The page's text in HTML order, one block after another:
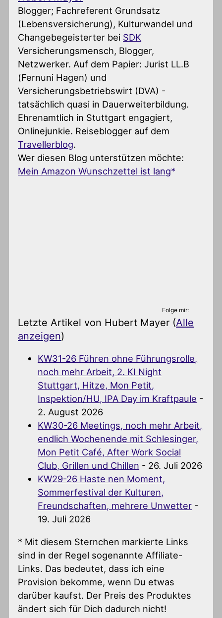
Blogger; Fachreferent Grundsatz
(Lebensversicherung), Kulturwandel und
Changebegeisterter bei SDK
Versicherungsmensch, Blogger,
Netzwerker. Auf dem Papier: Jurist LL.B
(Fernuni Hagen) und
Versicherungsbetriebswirt (DVA) -
tatsächlich quasi in Dauerweiterbildung.
Ehrenamtlich in Stuttgart engagiert,
Onlinejunkie. Reiseblogger auf dem
Travellerblog.
Wer diesen Blog unterstützen möchte:
Mein Amazon Wunschzettel ist lang
Folge mir:
Letzte Artikel von Hubert Mayer (Alle
anzeigen)
KW31-26 Führen ohne Führungsrolle,
noch mehr Arbeit, 2. KI Night
Stuttgart, Hitze, Mon Petit,
Inspektion/HU, IPA Day im Kraftpaule -
2. August 2026
KW30-26 Meetings, noch mehr Arbeit,
endlich Wochenende mit Schlesinger,
Mon Petit Café, After Work Social
Club, Grillen und Chillen - 26. Juli 2026
KW29-26 Haste nen Moment,
Sommerfestival der Kulturen,
Freundschaften, mehrere Unwetter -
19. Juli 2026
* Mit diesem Sternchen markierte Links
sind in der Regel sogenannte Affiliate-
Links. Das bedeutet, dass ich eine
Provision bekomme, wenn Du etwas
darüber kaufst. Der Preis des Produktes
ändert sich für Dich dadurch nicht!